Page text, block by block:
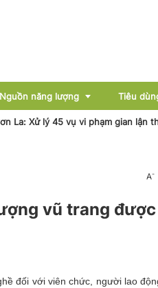
Nguồn năng lượng
- Khoáng sản
Tiêu
lý 45 vụ vi phạm gian lận thương
A-
vũ trang
đối với viên chức, người lao